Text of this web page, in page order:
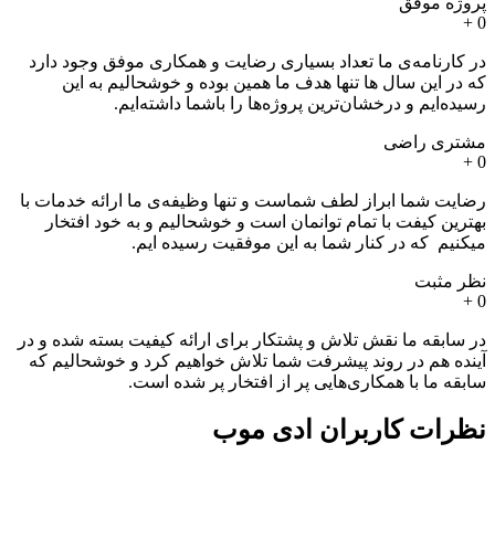
0
+
در کارنامه‌ی ما تعداد بسیاری رضایت و همکاری موفق وجود دارد
که در این سال ها تنها هدف ما همین بوده و خوشحالیم به این
رسیده‌ایم و درخشان‌ترین پروژه‌ها را باشما داشته‌ایم.
مشتری راضی
0
+
رضایت شما ابراز لطف شماست و تنها وظیفه‌ی ما ارائه خدمات با
بهترین کیفت با تمام توانمان است و خوشحالیم و به خود افتخار
میکنیم که در کنار شما به این موفقیت رسیده ایم.
نظر مثبت
0
+
در سابقه ما نقش تلاش و پشتکار برای ارائه کیفیت بسته شده و در
آینده هم در روند پیشرفت شما تلاش خواهیم کرد و خوشحالیم که
سابقه ما با همکاری‌هایی پر از افتخار پر شده است.
نظرات کاربران ادی موب